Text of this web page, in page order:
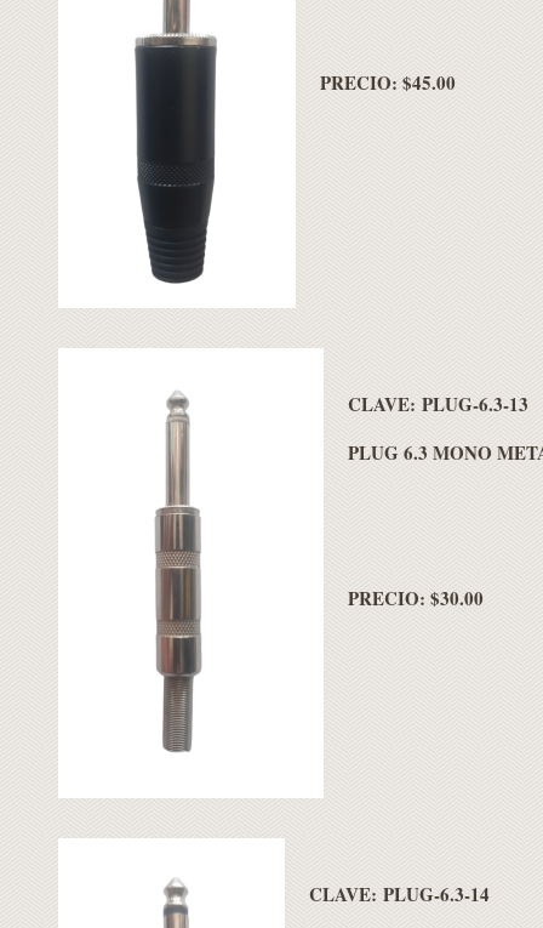
PRECIO: $45.00
CLAVE: PLUG-6.3-13
PLUG 6.3 MONO
PRECIO: $30.00
CLAVE: PLUG-6.3-14